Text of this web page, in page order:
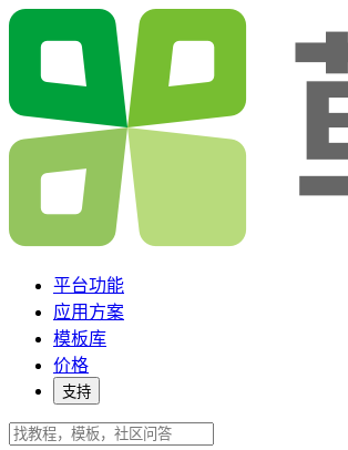
平台功能
应用方案
模板库
价格
支持